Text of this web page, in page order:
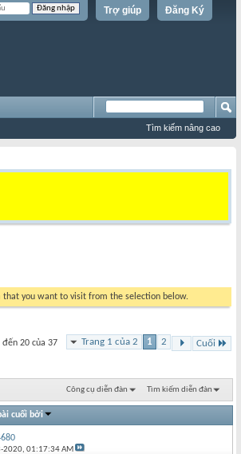
Đăng Ký
Trợ giúp
Tìm kiếm nâng cao
that you want to visit from the selection below.
Trang 1 của 2 1 2 Cuối
20 của 37
Công cụ diễn đàn Tìm kiếm diễn đàn
cuối bởi
2020,01:17:34 AM